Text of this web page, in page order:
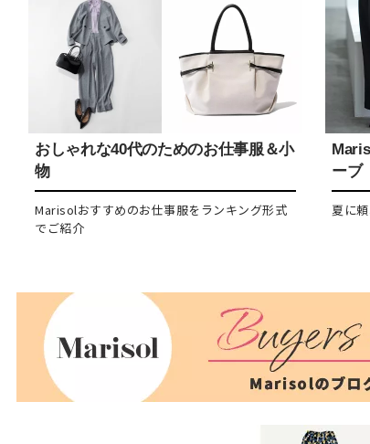
おしゃれな40代のためのお仕事服＆小
物
Marisolおすすめのお仕事服をランキング形式
でご紹介
ーブ
夏に